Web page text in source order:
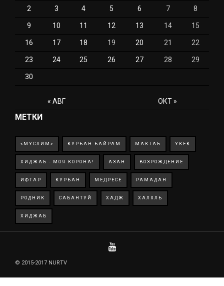
« АВГ ОКТ »
2 3 4 5 6 7 8
9 10 11 12 13 14 15
16 17 18 19 20 21 22
23 24 25 26 27 28 29
30
МЕТКИ
«МУСЛИМ» КУРБАН-БАЙРАМ МАКТАБ УКЕК
ХИДЖАБ - МОЯ КОРОНА! АЗАН ВОЗРОЖДЕНИЕ
ИФТАР КУРБАН МЕДРЕСЕ РАМАДАН
РОДНИК САБАНТУЙ ХАДЖ ХАЛЯЛЬ
ХИДЖАБ
© 2015-2017 NURTV